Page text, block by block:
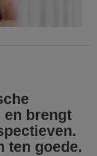
brengt
ten goede.